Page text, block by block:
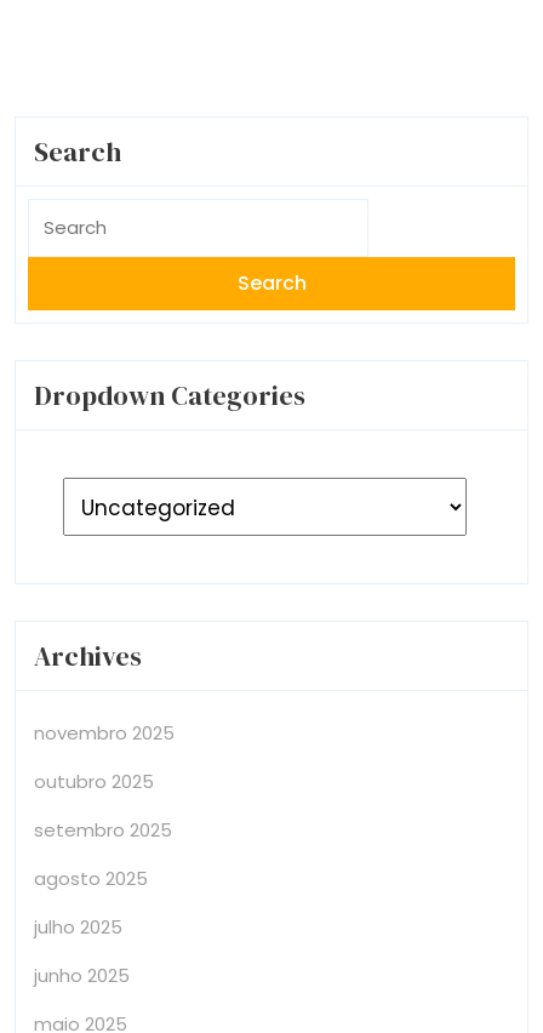
Search
for:
Dropdown Categories
Archives
novembro 2025
outubro 2025
setembro 2025
agosto 2025
julho 2025
junho 2025
maio 2025